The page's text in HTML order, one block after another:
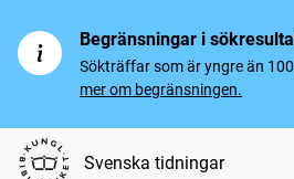
Begränsningar i
Sökträffar som är yngre än
mer om begränsningen.
Svenska tidningar